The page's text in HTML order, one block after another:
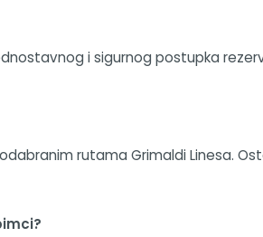
i sigurnog postupka
rutama Grimaldi Linesa.